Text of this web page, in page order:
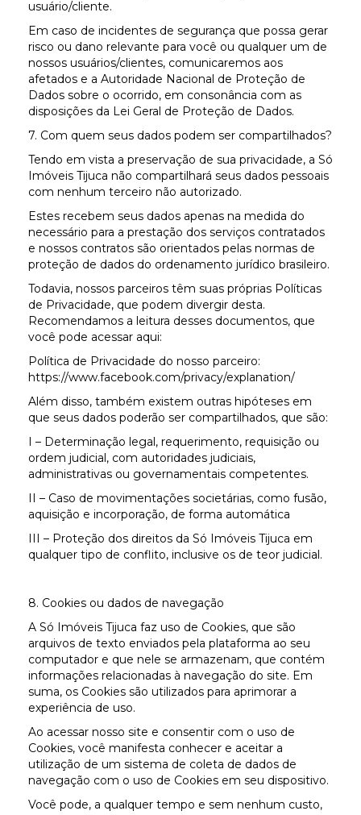
usuário/cliente.
Em caso de incidentes de segurança que possa gerar
risco ou dano relevante para você ou qualquer um de
nossos usuários/clientes, comunicaremos aos
afetados e a Autoridade Nacional de Proteção de
Dados sobre o ocorrido, em consonância com as
disposições da Lei Geral de Proteção de Dados.
7. Com quem seus dados podem ser compartilhados?
Tendo em vista a preservação de sua privacidade, a Só
Imóveis Tijuca não compartilhará seus dados pessoais
com nenhum terceiro não autorizado.
Estes recebem seus dados apenas na medida do
necessário para a prestação dos serviços contratados
e nossos contratos são orientados pelas normas de
proteção de dados do ordenamento jurídico brasileiro.
Todavia, nossos parceiros têm suas próprias Políticas
de Privacidade, que podem divergir desta.
Recomendamos a leitura desses documentos, que
você pode acessar aqui:
Política de Privacidade do nosso parceiro:
https://www.facebook.com/privacy/explanation/
Além disso, também existem outras hipóteses em
que seus dados poderão ser compartilhados, que são:
I – Determinação legal, requerimento, requisição ou
ordem judicial, com autoridades judiciais,
administrativas ou governamentais competentes.
II – Caso de movimentações societárias, como fusão,
aquisição e incorporação, de forma automática
III – Proteção dos direitos da Só Imóveis Tijuca em
qualquer tipo de conflito, inclusive os de teor judicial.
8. Cookies ou dados de navegação
A Só Imóveis Tijuca faz uso de Cookies, que são
arquivos de texto enviados pela plataforma ao seu
computador e que nele se armazenam, que contém
informações relacionadas à navegação do site. Em
suma, os Cookies são utilizados para aprimorar a
experiência de uso.
Ao acessar nosso site e consentir com o uso de
Cookies, você manifesta conhecer e aceitar a
utilização de um sistema de coleta de dados de
navegação com o uso de Cookies em seu dispositivo.
Você pode, a qualquer tempo e sem nenhum custo,